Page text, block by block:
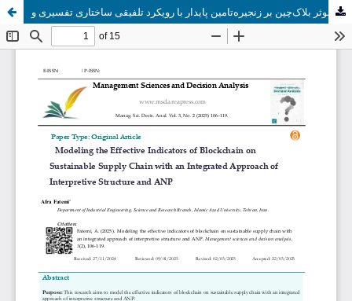
مدل‌سازی شاخص های موثر بلاک‌چین بر زنجیره‌تامین پایدار با رویکرد تلفیقی ساختاری تفسیری و ANP